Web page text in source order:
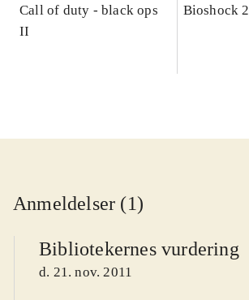
Call of duty - black ops
II
Bioshock 2
Anmeldelser (1)
Bibliotekernes vurdering
d. 21. nov. 2011